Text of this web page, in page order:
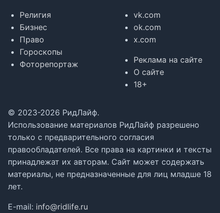
Религия
Бизнес
Право
Гороскопы
Фоторепортаж
vk.com
ok.com
x.com
Реклама на сайте
О сайте
18+
© 2023-2026 РидЛайф.
Использование материалов РидЛайф разрешено
только с предварительного согласия
правообладателей. Все права на картинки и тексты
принадлежат их авторам. Сайт может содержать
материалы, не предназначенные для лиц младше 18
лет.
E-mail: info@ridlife.ru